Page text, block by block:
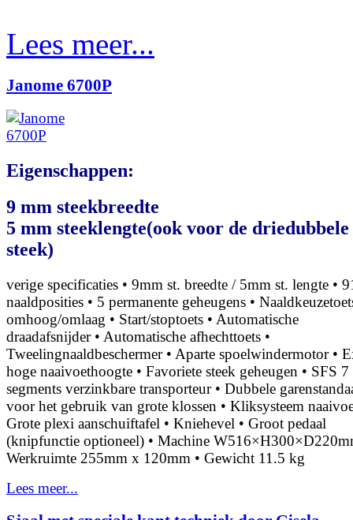
Lees meer...
Janome 6700P
Eigenschappen:
9 mm steekbreedte
5 mm steeklengte(ook voor de driedubbele
steek)
verige specificaties • 9mm st. breedte / 5mm st. lengte •
naaldposities • 5 permanente geheugens •
omhoog/omlaag • Start/stoptoets • Automatische
draadafsnijder • Automatische afhechttoets •
Tweelingnaaldbeschermer • Aparte spoelwindermotor •
hoge naaivoethoogte • Favoriete steek geheugen • SFS 7
segments verzinkbare transporteur • Dubbele
voor het gebruik van grote klossen • Kliksysteem
Grote plexi aanschuiftafel • Kniehevel • Groot pedaal
(knipfunctie optioneel) • Machine
Werkruimte 255mm x 120mm • Gewicht 11.5 kg
Lees meer...